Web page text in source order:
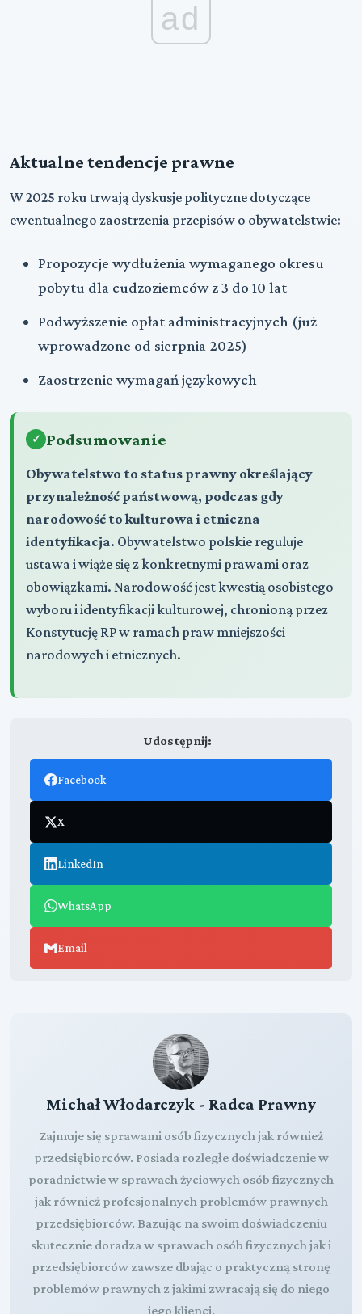
ad
Aktualne tendencje prawne
W 2025 roku trwają dyskusje polityczne dotyczące
ewentualnego zaostrzenia przepisów o obywatelstwie:
Propozycje wydłużenia wymaganego okresu
pobytu dla cudzoziemców z 3 do 10 lat
Podwyższenie opłat administracyjnych (już
wprowadzone od sierpnia 2025)
Zaostrzenie wymagań językowych
Podsumowanie
Obywatelstwo to status prawny określający
przynależność państwową, podczas gdy
narodowość to kulturowa i etniczna
identyfikacja. Obywatelstwo polskie reguluje
ustawa i wiąże się z konkretnymi prawami oraz
obowiązkami. Narodowość jest kwestią osobistego
wyboru i identyfikacji kulturowej, chronioną przez
Konstytucję RP w ramach praw mniejszości
narodowych i etnicznych.
Udostępnij:
Facebook
X
LinkedIn
WhatsApp
Email
Michał Włodarczyk - Radca Prawny
Zajmuje się sprawami osób fizycznych jak również
przedsiębiorców. Posiada rozległe doświadczenie w
poradnictwie w sprawach życiowych osób fizycznych
jak również profesjonalnych problemów prawnych
przedsiębiorców. Bazując na swoim doświadczeniu
skutecznie doradza w sprawach osób fizycznych jak i
przedsiębiorców zawsze dbając o praktyczną stronę
problemów prawnych z jakimi zwracają się do niego
jego klienci.